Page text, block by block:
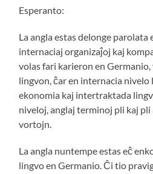
Esperanto:
La angla estas delonge
internaciaj organizaĵoj kaj
volas fari karieron en Germanio,
lingvon, ĉar en internacia nivelo
ekonomia kaj intertraktada
niveloj, anglaj terminoj pli kaj
vortojn.
La angla nuntempe estas eĉ
lingvo en Germanio. Ĉi tio